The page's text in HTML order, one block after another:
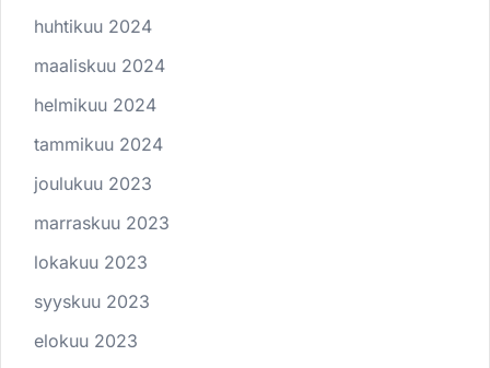
huhtikuu 2024
maaliskuu 2024
helmikuu 2024
tammikuu 2024
joulukuu 2023
marraskuu 2023
lokakuu 2023
syyskuu 2023
elokuu 2023